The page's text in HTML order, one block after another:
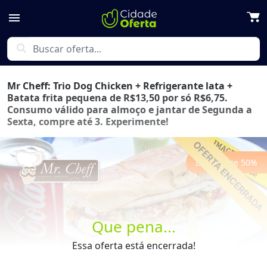
menu
search
Que pena...
Essa oferta está encerrada!
Mr Cheff: Trio Dog Chicken + Refrigerante lata +
Batata frita pequena de R$13,50 por só R$6,75.
Consumo válido para almoço e jantar de Segunda a
Sexta, compre até 3. Experimente!
Economize 50%